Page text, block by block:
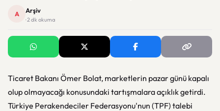
A Arşiv
· 2 dk okuma
Ticaret Bakanı Ömer Bolat, marketlerin pazar günü kapalı
olup olmayacağı konusundaki tartışmalara açıklık getirdi.
Türkiye Perakendeciler Federasyonu'nun (TPF) talebi